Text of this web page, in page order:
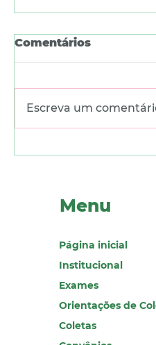
Alzheimer
Comentários
Escreva um
Menu
Página inicial
Institucional
Exames
Orientações de
Coletas